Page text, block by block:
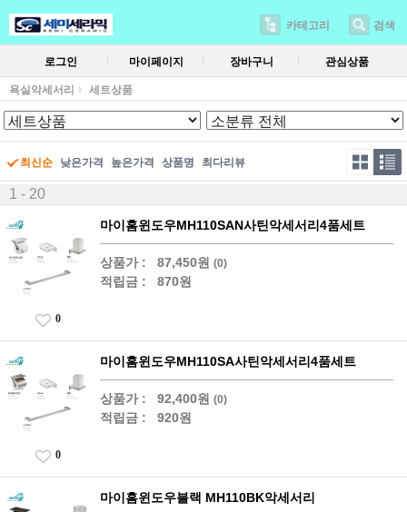
카테고리 검색
로그인 마이페이지 장바구니 관심상품
욕실악세서리 세트상품
최신순 낮은가격 높은가격 상품명 최다리뷰
1 - 20
마이홈윈도우MH110SAN사틴악세서리4품세트
상품가 : 87,450원 (0)
적립금 : 870원
0
마이홈윈도우MH110SA사틴악세서리4품세트
상품가 : 92,400원 (0)
적립금 : 920원
0
마이홈윈도우블랙 MH110BK악세서리